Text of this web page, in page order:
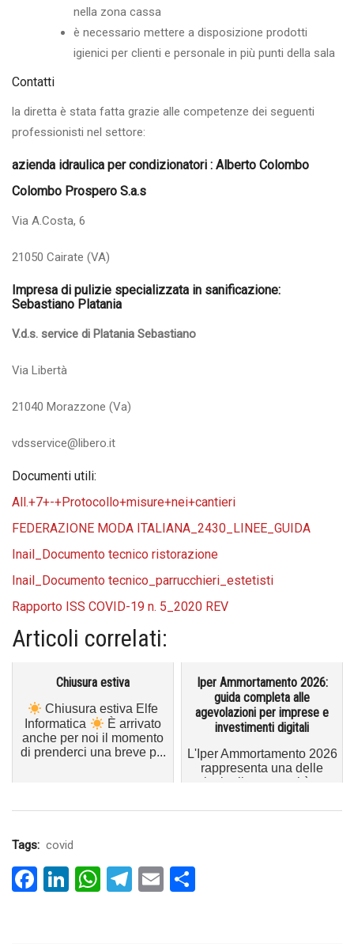
nella zona cassa
è necessario mettere a disposizione prodotti
igienici per clienti e personale in più punti della sala
Contatti
la diretta è stata fatta grazie alle competenze dei seguenti
professionisti nel settore:
azienda idraulica per condizionatori : Alberto Colombo
Colombo Prospero S.a.s
Via A.Costa, 6
21050 Cairate (VA)
Impresa di pulizie specializzata in sanificazione:
Sebastiano Platania
V.d.s. service di Platania Sebastiano
Via Libertà
21040 Morazzone (Va)
vdsservice@libero.it
Documenti utili:
All.+7+-+Protocollo+misure+nei+cantieri
FEDERAZIONE MODA ITALIANA_2430_LINEE_GUIDA
Inail_Documento tecnico ristorazione
Inail_Documento tecnico_parrucchieri_estetisti
Rapporto ISS COVID-19 n. 5_2020 REV
Articoli correlati:
Chiusura estiva
Chiusura estiva Elfe
Informatica
È arrivato
anche per noi il momento
di prenderci una breve p...
Iper Ammortamento 2026:
guida completa alle
agevolazioni per imprese e
investimenti digitali
L'Iper Ammortamento 2026
rappresenta una delle
principali opportunità per
i...
Tags: covid
Facebook
LinkedIn
WhatsApp
Telegram
Email